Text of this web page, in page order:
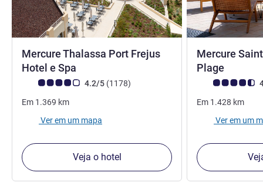
Mercure Thalassa Port Frejus
Hotel e Spa
Nota clientes Avis (Classificação ALL)
4.2/5 (1178comentários
)
Em 1.369 km
Ver em um mapa
Veja o hotel
Mercure
Plage
Nota clientes
Em 1.428 km
Ver em um